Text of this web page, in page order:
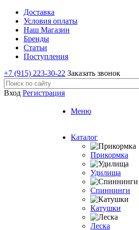
Доставка
Условия оплаты
Наш Магазин
Бренды
Статьи
Поступления
+7 (915) 223-30-22 Заказать звонок
Вход Регистрация
Меню
Каталог
Прикормка
Удилища
Спиннинги
Катушки
Леска